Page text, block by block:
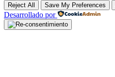
Reject All Save My Preferences
Desarrollado por